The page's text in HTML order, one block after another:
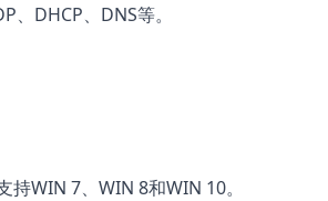
、DHCP、DNS等。
持WIN 7、WIN 8和WIN 10。